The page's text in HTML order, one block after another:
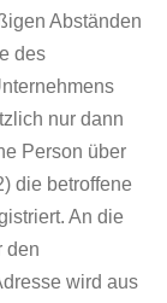
Abständen
des
nur dann
Person über
die betroffene
An die
den
wird aus